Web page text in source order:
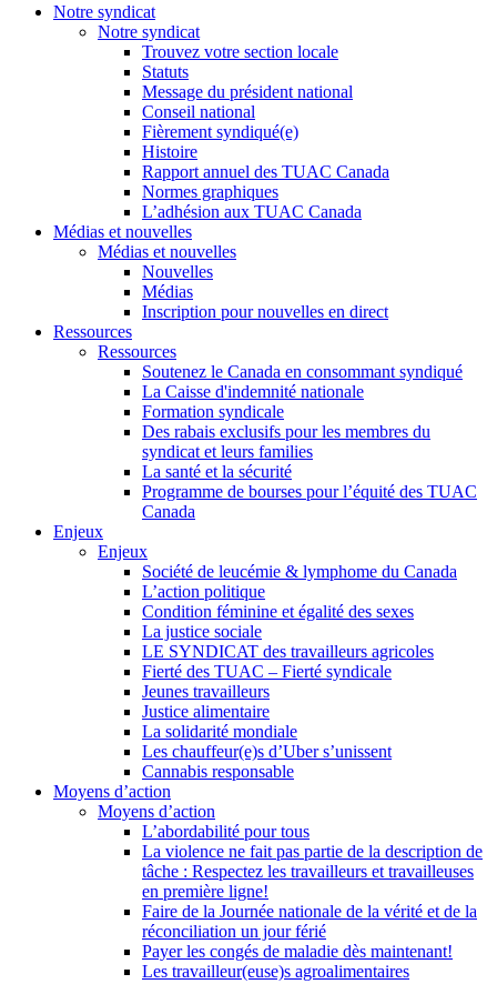
Notre syndicat
Notre syndicat
Trouvez votre section locale
Statuts
Message du président national
Conseil national
Fièrement syndiqué(e)
Histoire
Rapport annuel des TUAC Canada
Normes graphiques
L’adhésion aux TUAC Canada
Médias et nouvelles
Médias et nouvelles
Nouvelles
Médias
Inscription pour nouvelles en direct
Ressources
Ressources
Soutenez le Canada en consommant syndiqué
La Caisse d'indemnité nationale
Formation syndicale
Des rabais exclusifs pour les membres du
syndicat et leurs families
La santé et la sécurité
Programme de bourses pour l’équité des TUAC
Canada
Enjeux
Enjeux
Société de leucémie & lymphome du Canada
L’action politique
Condition féminine et égalité des sexes
La justice sociale
LE SYNDICAT des travailleurs agricoles
Fierté des TUAC – Fierté syndicale
Jeunes travailleurs
Justice alimentaire
La solidarité mondiale
Les chauffeur(e)s d’Uber s’unissent
Cannabis responsable
Moyens d’action
Moyens d’action
L’abordabilité pour tous
La violence ne fait pas partie de la description de
tâche : Respectez les travailleurs et travailleuses
en première ligne!
Faire de la Journée nationale de la vérité et de la
réconciliation un jour férié
Payer les congés de maladie dès maintenant!
Les travailleur(euse)s agroalimentaires